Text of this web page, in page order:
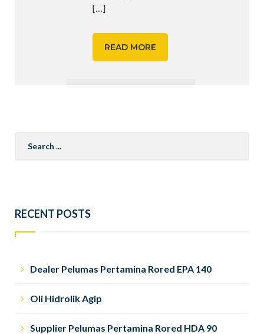
[…]
READ MORE
for:
RECENT POSTS
Dealer Pelumas Pertamina Rored EPA 140
Oli Hidrolik Agip
Supplier Pelumas Pertamina Rored HDA 90